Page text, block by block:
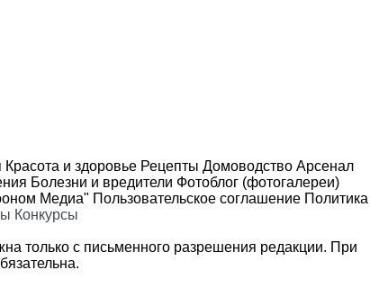
Красота и здоровье Рецепты Домоводство Арсенал
Болезни и вредители Фотоблог (фотогалереи)
Медиа" Пользовательское соглашение Политика
Конкурсы
только с письменного разрешения редакции. При